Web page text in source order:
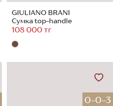
GIULIANO BRANI
Сумка top-handle
108 000 тг
0-0-3